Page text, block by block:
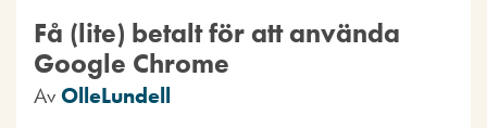
Få (lite) betalt för att använda
Google Chrome
AvOlleLundell